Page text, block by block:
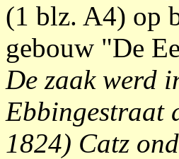
(1 blz. A4) op
gebouw "De
De zaak werd
Ebbingestraat
1824) Catz